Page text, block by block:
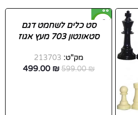
-17%סט כלים לשחמט דגם
סטאונטון 703 מעץ אגוז
מק"ט: 213703
599.00₪
499.00 ₪